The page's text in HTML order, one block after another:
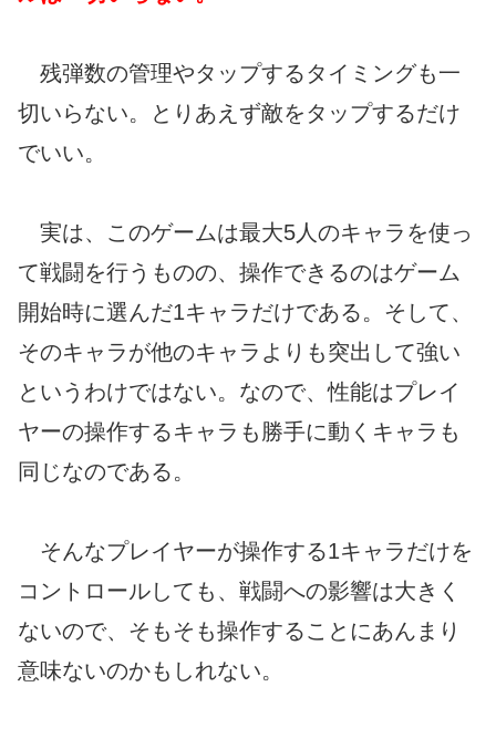
残弾数の管理やタップするタイミングも一
切いらない。とりあえず敵をタップするだけ
でいい。
実は、このゲームは最大5人のキャラを使っ
て戦闘を行うものの、操作できるのはゲーム
開始時に選んだ1キャラだけである。そして、
そのキャラが他のキャラよりも突出して強い
というわけではない。なので、性能はプレイ
ヤーの操作するキャラも勝手に動くキャラも
同じなのである。
そんなプレイヤーが操作する1キャラだけを
コントロールしても、戦闘への影響は大きく
ないので、そもそも操作することにあんまり
意味ないのかもしれない。